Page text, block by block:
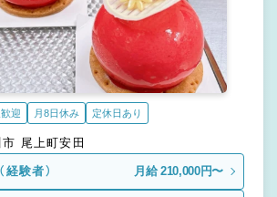
迎 月8日休み 定休日あり
兵庫県 加古川市 尾上町安田
験者） 月給 210,000円〜